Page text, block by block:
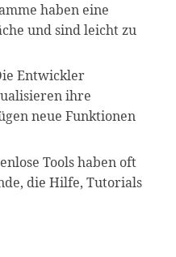
haben eine
und sind leicht zu
Entwickler
ihre
neue Funktionen
Tools haben oft
die Hilfe, Tutorials